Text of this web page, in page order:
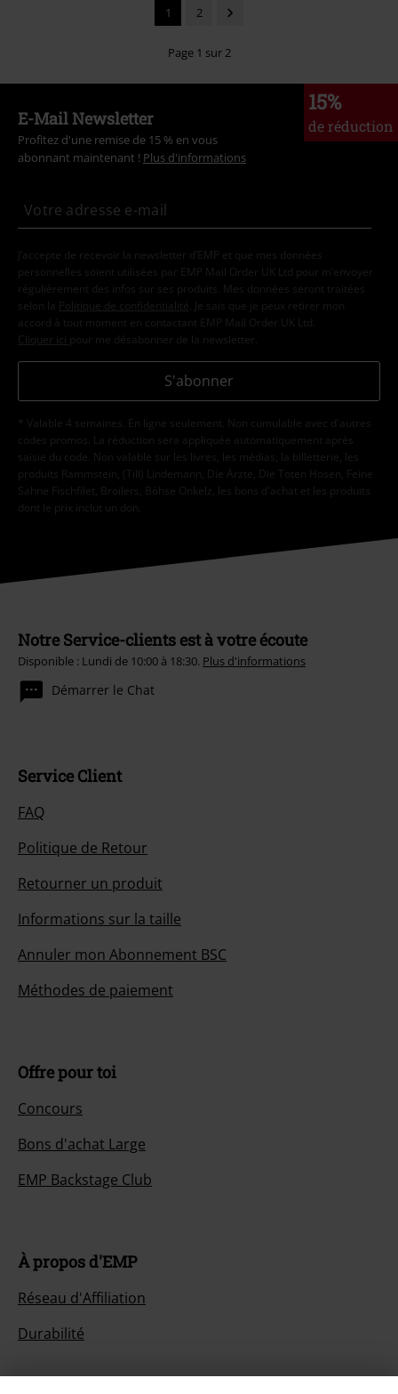
1 2
Page 1 sur 2
15%
de réduction
E-Mail Newsletter
Profitez d'une remise de 15 % en vous
abonnant maintenant ! Plus d'informations
J’accepte de recevoir la newsletter d’EMP et que mes données
personnelles soient utilisées par EMP Mail Order UK Ltd pour m’envoyer
régulièrement des infos sur ses produits. Mes données seront traitées
selon la
Politique de confidentialité . Je sais que je peux retirer mon
accord à tout moment en contactant EMP Mail Order UK Ltd.
Cliquer ici pour me désabonner de la newsletter.
S'abonner
* Valable 4 semaines. En ligne seulement. Non cumulable avec d'autres
codes promos. La réduction sera appliquée automatiquement après
saisie du code. Non valable sur les livres, les médias, la billetterie, les
produits Rammstein, (Till) Lindemann, Die Ärzte, Die Toten Hosen, Feine
Sahne Fischfilet, Broilers, Böhse Onkelz, les bons d'achat et les produits
dont le prix inclut un don.
Notre Service-clients est à votre écoute
Disponible : Lundi de 10:00 à 18:30. Plus d'informations
Démarrer le Chat
Service Client
FAQ
Politique de Retour
Retourner un produit
Informations sur la taille
Annuler mon Abonnement BSC
Méthodes de paiement
Offre pour toi
Concours
Bons d'achat Large
EMP Backstage Club
À propos d'EMP
Réseau d'Affiliation
Durabilité